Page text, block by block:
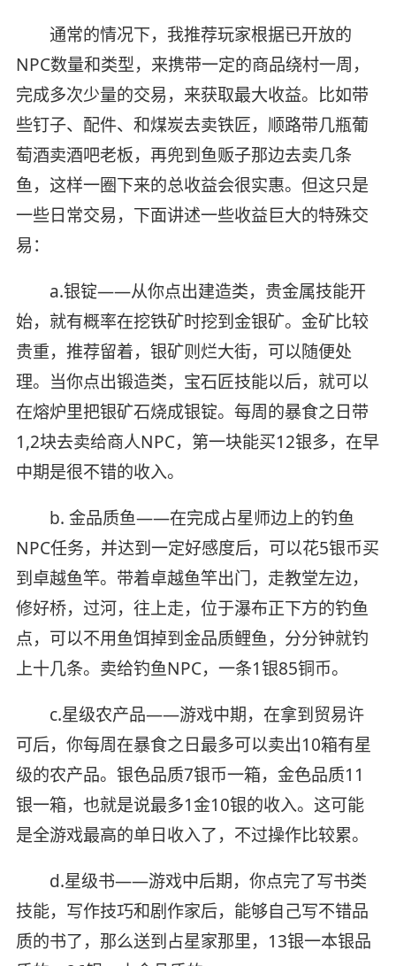
通常的情况下，我推荐玩家根据已开放的
NPC数量和类型，来携带一定的商品绕村一周，
完成多次少量的交易，来获取最大收益。比如带
些钉子、配件、和煤炭去卖铁匠，顺路带几瓶葡
萄酒卖酒吧老板，再兜到鱼贩子那边去卖几条
鱼，这样一圈下来的总收益会很实惠。但这只是
一些日常交易，下面讲述一些收益巨大的特殊交
易：
a.银锭——从你点出建造类，贵金属技能开
始，就有概率在挖铁矿时挖到金银矿。金矿比较
贵重，推荐留着，银矿则烂大街，可以随便处
理。当你点出锻造类，宝石匠技能以后，就可以
在熔炉里把银矿石烧成银锭。每周的暴食之日带
1,2块去卖给商人NPC，第一块能买12银多，在早
中期是很不错的收入。
b. 金品质鱼——在完成占星师边上的钓鱼
NPC任务，并达到一定好感度后，可以花5银币买
到卓越鱼竿。带着卓越鱼竿出门，走教堂左边，
修好桥，过河，往上走，位于瀑布正下方的钓鱼
点，可以不用鱼饵掉到金品质鲤鱼，分分钟就钓
上十几条。卖给钓鱼NPC，一条1银85铜币。
c.星级农产品——游戏中期，在拿到贸易许
可后，你每周在暴食之日最多可以卖出10箱有星
级的农产品。银色品质7银币一箱，金色品质11
银一箱，也就是说最多1金10银的收入。这可能
是全游戏最高的单日收入了，不过操作比较累。
d.星级书——游戏中后期，你点完了写书类
技能，写作技巧和剧作家后，能够自己写不错品
质的书了，那么送到占星家那里，13银一本银品